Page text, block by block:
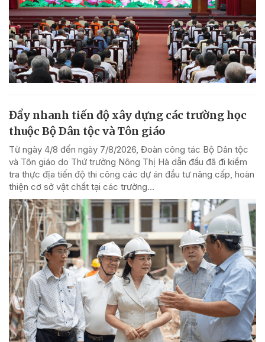
Đẩy nhanh tiến độ xây dựng các trường học
thuộc Bộ Dân tộc và Tôn giáo
Từ ngày 4/8 đến ngày 7/8/2026, Đoàn công tác Bộ Dân tộc
và Tôn giáo do Thứ trưởng Nông Thị Hà dẫn đầu đã đi kiểm
tra thực địa tiến độ thi công các dự án đầu tư nâng cấp, hoàn
thiện cơ sở vật chất tại các trường...